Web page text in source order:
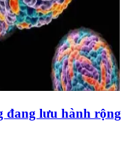
đang lưu hành rộng